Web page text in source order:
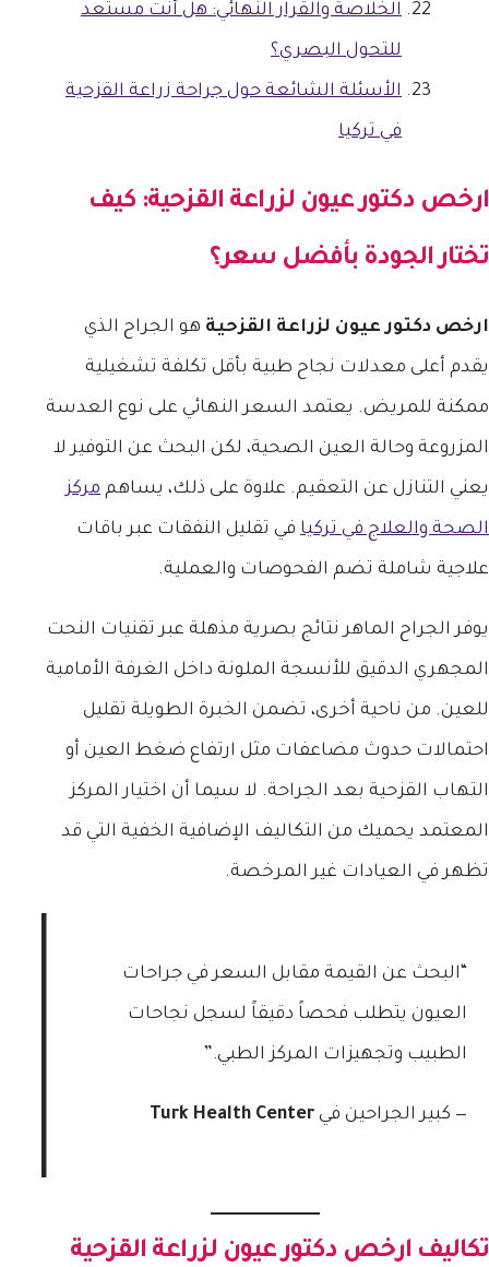
الخلاصة والقرار النهائي: هل أنت مستعد
للتحول البصري؟
الأسئلة الشائعة حول جراحة زراعة القزحية
في تركيا
ارخص دكتور عيون لزراعة القزحية: كيف
تختار الجودة بأفضل سعر؟
ارخص دكتور عيون لزراعة القزحية هو الجراح الذي
يقدم أعلى معدلات نجاح طبية بأقل تكلفة تشغيلية
ممكنة للمريض. يعتمد السعر النهائي على نوع العدسة
المزروعة وحالة العين الصحية، لكن البحث عن التوفير لا
يعني التنازل عن التعقيم. علاوة على ذلك، يساهم مركز
الصحة والعلاج في تركيا في تقليل النفقات عبر باقات
علاجية شاملة تضم الفحوصات والعملية.
يوفر الجراح الماهر نتائج بصرية مذهلة عبر تقنيات النحت
المجهري الدقيق للأنسجة الملونة داخل الغرفة الأمامية
للعين. من ناحية أخرى، تضمن الخبرة الطويلة تقليل
احتمالات حدوث مضاعفات مثل ارتفاع ضغط العين أو
التهاب القزحية بعد الجراحة. لا سيما أن اختيار المركز
المعتمد يحميك من التكاليف الإضافية الخفية التي قد
تظهر في العيادات غير المرخصة.
“البحث عن القيمة مقابل السعر في جراحات
العيون يتطلب فحصاً دقيقاً لسجل نجاحات
الطبيب وتجهيزات المركز الطبي.”
— كبير الجراحين فيTurk Health Center
تكاليف ارخص دكتور عيون لزراعة القزحية